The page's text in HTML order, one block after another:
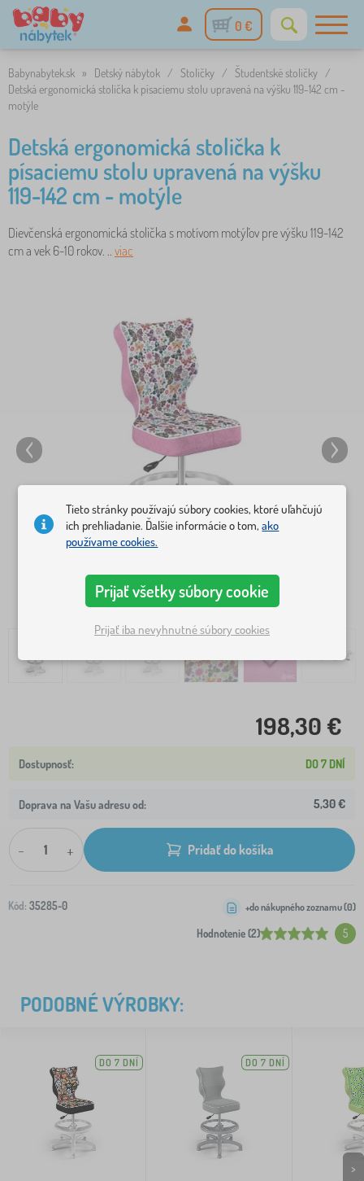
0 €
Babynabytek.sk » Detský nábytok / Stoličky / Študentské stoličky /
Detská ergonomická stolička k písaciemu stolu upravená na výšku 119-142 cm -
motýle
Detská ergonomická stolička k
písaciemu stolu upravená na výšku
119-142 cm - motýle
Dievčenská ergonomická stolička s motívom motýľov pre výšku 119-142
cm a vek 6-10 rokov. .. viac
198,30 €
DO 7 DNÍ
Doprava na Vašu adresu od: 5,30 €
- + Pridať do košíka
Kód: 35285-0
Hodnotenie (2) 5
+do nákupného zoznamu (0)
PODOBNÉ VÝROBKY:
DO 7 DNÍ DO 7 DNÍ
>
Tieto stránky používajú súbory cookies, ktoré uľahčujú
ich prehliadanie. Ďalšie informácie o tom,ako
používame cookies.
Prijať všetky súbory cookie
Prijať iba nevyhnutné súbory cookies